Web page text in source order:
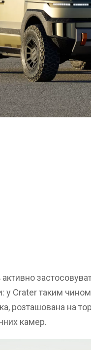
у Crater таким
розташована на
камер.